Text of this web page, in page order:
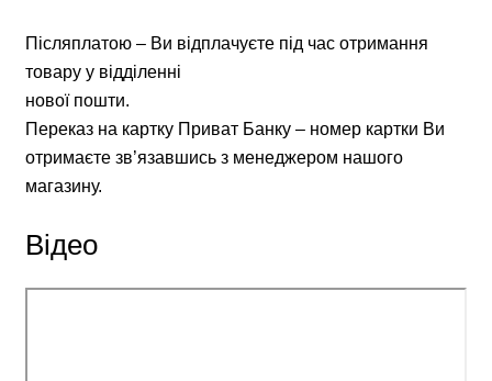
Післяплатою – Ви відплачуєте під час отримання
товару у відділенні
нової пошти.
Переказ на картку Приват Банку – номер картки Ви
отримаєте зв’язавшись з менеджером нашого
магазину.
Відео